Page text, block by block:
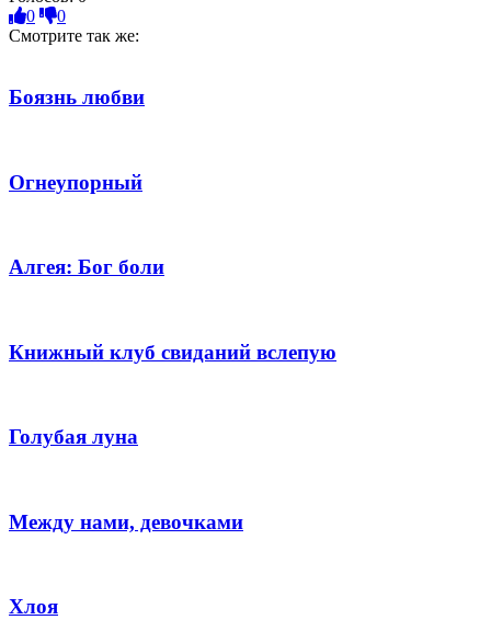
0
0
Смотрите так же:
Боязнь любви
Огнеупорный
Алгея: Бог боли
Книжный клуб свиданий вслепую
Голубая луна
Между нами, девочками
Хлоя